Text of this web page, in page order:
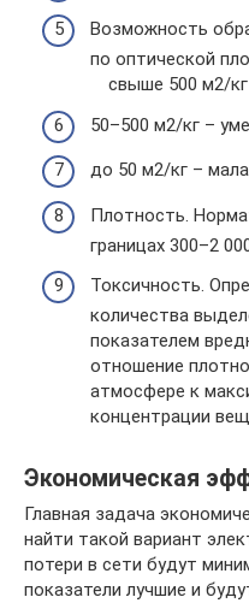
Возможность
по оптической
свыше 500 м2/
50–500 м2/кг –
до 50 м2/кг –
Плотность.
границах 300–2
Токсичность.
количества
показателем
отношение
атмосфере к
концентрации
Экономическая
Главная задача
найти такой вариант
потери в сети будут
показатели лучшие и